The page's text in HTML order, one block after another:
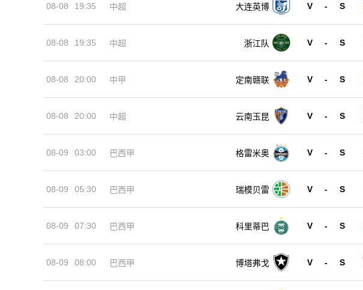
08-08 19:35 中超 大连英博 V - S
08-08 19:35 中超 浙江队 V - S
08-08 20:00 中甲 定南赣联 V - S
08-08 20:00 中超 云南玉昆 V - S
08-09 03:00 巴西甲 格雷米奥 V - S
08-09 05:30 巴西甲 瑞模贝雷 V - S
08-09 07:30 巴西甲 科里蒂巴 V - S
08-09 08:00 巴西甲 博塔弗戈 V - S